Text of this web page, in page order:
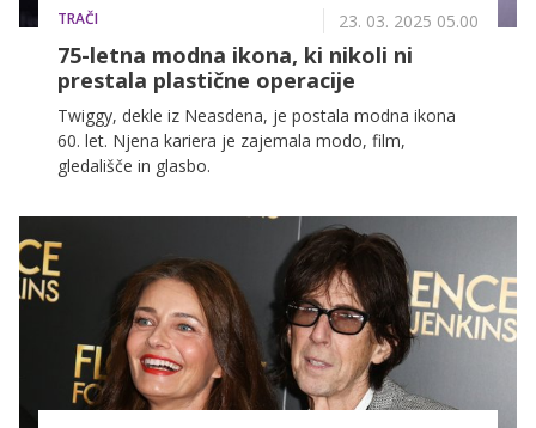
TRAČI 23. 03. 2025 05.00
75-letna modna ikona, ki nikoli ni
prestala plastične operacije
Twiggy, dekle iz Neasdena, je postala modna ikona
60. let. Njena kariera je zajemala modo, film,
gledališče in glasbo.